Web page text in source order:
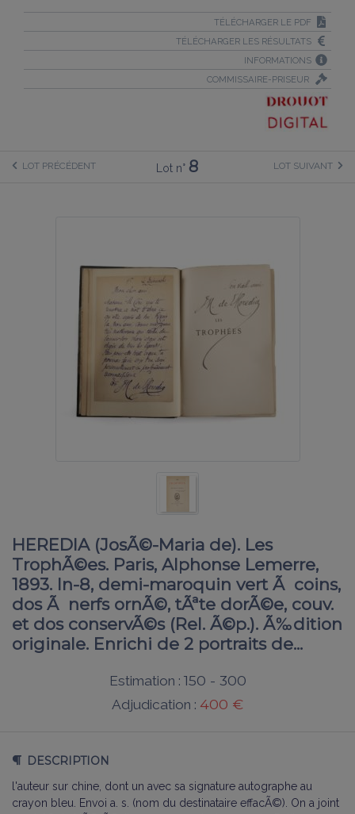
TÉLÉCHARGER LE PDF
TÉLÉCHARGER LES RÉSULTATS
INFORMATIONS
COMMISSAIRE-PRISEUR
LOT PRÉCÉDENT Lot n° 8 LOT SUIVANT
HEREDIA (JosÃ©-Maria de). Les
TrophÃ©es. Paris, Alphonse Lemerre,
1893. In-8, demi-maroquin vert Ã coins,
dos Ã nerfs ornÃ©, tÃªte dorÃ©e, couv.
et dos conservÃ©s (Rel. Ã©p.). Ã‰dition
originale. Enrichi de 2 portraits de...
Estimation : 150 - 300
Adjudication : 400 €
DESCRIPTION
l'auteur sur chine, dont un avec sa signature autographe au
crayon bleu. Envoi a. s. (nom du destinataire effacÃ©). On a joint